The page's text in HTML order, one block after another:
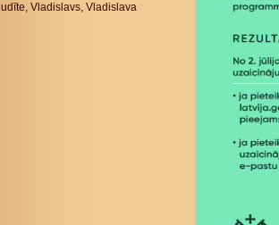
Vladislavs, Vladislava